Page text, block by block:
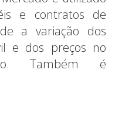
e contratos de
a variação dos
e dos preços no
Também é